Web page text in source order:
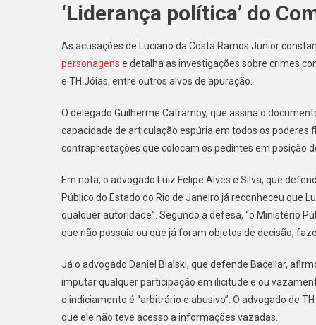
‘Liderança política’ do
As acusações de Luciano da Costa Ramos Junior
personagens e detalha as investigações sobre crimes
e TH Jóias, entre outros alvos de apuração.
O delegado Guilherme Catramby, que assina o
capacidade de articulação espúria em todos os
contraprestações que colocam os pedintes em posição
Em nota, o advogado Luiz Felipe Alves e Silva, que
Público do Estado do Rio de Janeiro já reconheceu que
qualquer autoridade”. Segundo a defesa, “o Ministério
que não possuía ou que já foram objetos de decisão,
Já o advogado Daniel Bialski, que defende Bacellar,
imputar qualquer participação em ilicitude e ou
o indiciamento é “arbitrário e abusivo”. O advogado de
que ele não teve acesso a informações vazadas.